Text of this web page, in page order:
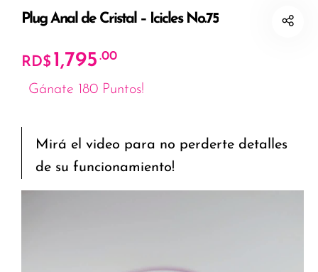
Plug Anal de Cristal – Icicles No.75
RD$ 1,795 .00
Gánate 180 Puntos!
Mirá el video para no perderte detalles
de su funcionamiento!